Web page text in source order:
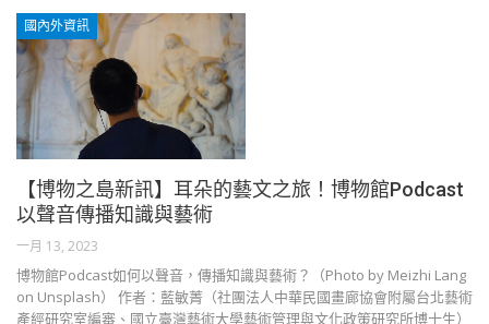
國內外資訊
【博物之島新訊】耳朵的藝文之旅！博物館Podcast
以聲音傳播知識與藝術
一月 13, 2023
博物館Podcast如何以聲音，傳播知識與藝術？（Photo by Meizhi Lang
on Unsplash） 作者：藍敏菁（社團法人中華民國畫廊協會附屬台北藝術
產經研究室編審、國立臺灣藝術大學藝術管理與文化政策研究所博士生）